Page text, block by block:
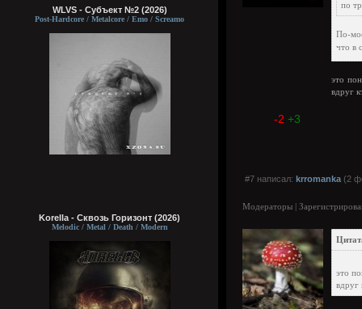
WLVS - Субъект №2 (2026)
Post-Hardcore / Metalcore / Emo / Screamo
Korella - Сквозь Горизонт (2026)
Melodic / Metal / Death / Modern
по
По-
что в
это
вдруг
-2 +3
#7 написал: krromanka (2
Модераторы |
это
вдруг